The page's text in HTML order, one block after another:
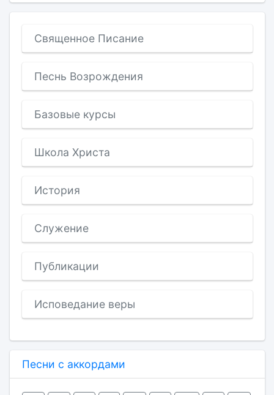
Священное Писание
Песнь Возрождения
Базовые курсы
Школа Христа
История
Служение
Публикации
Исповедание веры
Песни с аккордами